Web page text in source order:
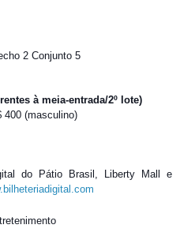
2 Conjunto 5
à meia-entrada/2º lote)
400 (masculino)
do Pátio Brasil, Liberty Mall e